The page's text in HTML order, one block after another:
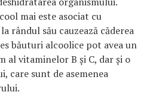
mai este asociat cu
rândul său cauzează căderea
băuturi alcoolice pot avea un
al vitaminelor B și C, dar și o
care sunt de asemenea